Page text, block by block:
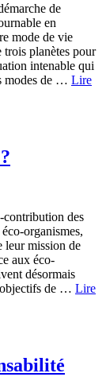
de
en
mode de vie
planètes pour
intenable qui
modes de … Lire
contribution des
organismes,
leur mission de
aux éco-
désormais
objectifs de … Lire